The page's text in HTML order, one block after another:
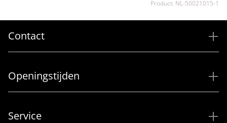
Product: NL-50021015-1
Contact
Openingstijden
Service